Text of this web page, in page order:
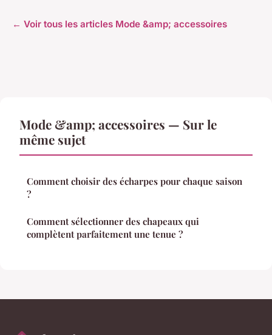
← Voir tous les articles Mode &amp; accessoires
Mode &amp; accessoires — Sur le
même sujet
Comment choisir des écharpes pour chaque saison
?
Comment sélectionner des chapeaux qui
complètent parfaitement une tenue ?